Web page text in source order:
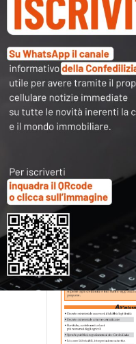
CN0512